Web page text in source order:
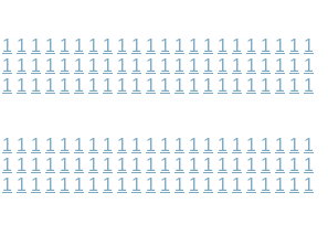
1 1 1 1 1 1 1 1 1 1 1 1 1 1 1 1 1 1 1 1 1 1
1 1 1 1 1 1 1 1 1 1 1 1 1 1 1 1 1 1 1 1 1 1
1 1 1 1 1 1 1 1 1 1 1 1 1 1 1 1 1 1 1 1 1 1
1 1 1 1 1 1 1 1 1 1 1 1 1 1 1 1 1 1 1 1 1 1
1 1 1 1 1 1 1 1 1 1 1 1 1 1 1 1 1 1 1 1 1 1
1 1 1 1 1 1 1 1 1 1 1 1 1 1 1 1 1 1 1 1 1 1